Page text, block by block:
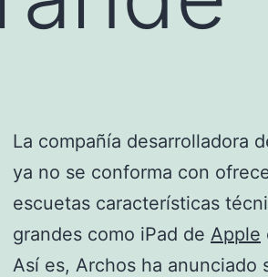
La compañía desarrolladora
ya no se conforma con
escuetas características
grandes como iPad de Apple
Así es, Archos ha anunciado